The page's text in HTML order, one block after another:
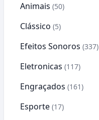
Animais (50)
Clássico (5)
Efeitos Sonoros (337)
Eletronicas (117)
Engraçados (161)
Esporte (17)